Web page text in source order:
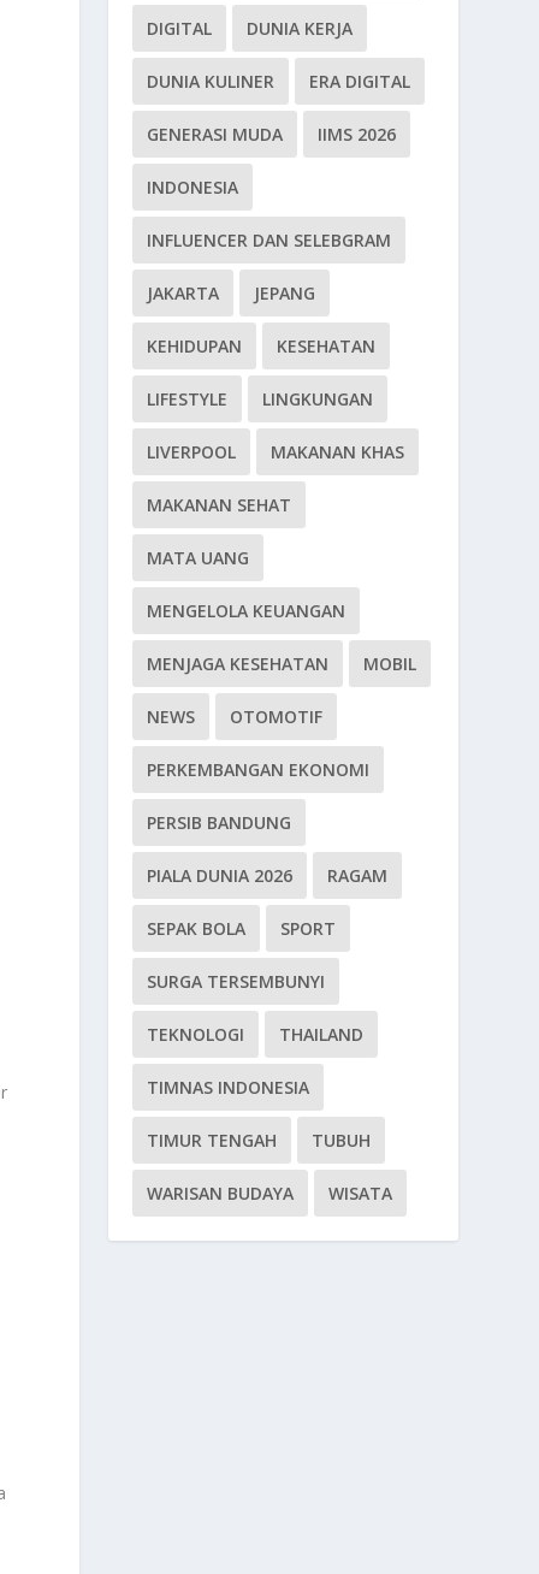
DIGITAL DUNIA KERJA
DUNIA KULINER ERA DIGITAL
GENERASI MUDA IIMS 2026
INDONESIA
INFLUENCER DAN SELEBGRAM
JAKARTA JEPANG
KEHIDUPAN KESEHATAN
LIFESTYLE LINGKUNGAN
LIVERPOOL MAKANAN KHAS
MAKANAN SEHAT
MATA UANG
MENGELOLA KEUANGAN
MENJAGA KESEHATAN MOBIL
NEWS OTOMOTIF
PERKEMBANGAN EKONOMI
PERSIB BANDUNG
PIALA DUNIA 2026 RAGAM
SEPAK BOLA SPORT
SURGA TERSEMBUNYI
TEKNOLOGI THAILAND
TIMNAS INDONESIA
TIMUR TENGAH TUBUH
WARISAN BUDAYA WISATA